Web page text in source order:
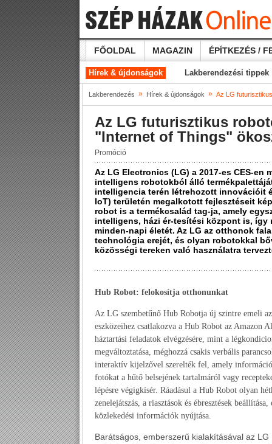
FŐOLDAL MAGAZIN ÉPÍTKEZÉS /
Hírek & újdonságok Lakberendezési tippek
Lakberendezés » Hírek & újdonságok » Az LG
Az LG futurisztikus
"Internet of Things"
Promóció
Az LG Electronics (LG) a 2017-es CES-
intelligens robotokból álló
intelligencia terén létrehozott innovációit
IoT) területén megalkotott fejlesztéseit
robot is a termékcsalád tag-ja, amely
intelligens, házi ér-tesítési központ is, így
minden-napi életét. Az LG az otthonok
technológia erejét, és olyan robotokkal
közösségi tereken való használatra
Hub Robot: felokosítja otthonunkat
Az LG szembetűnő Hub Robotja új szintre emeli
eszközeihez csatlakozva a Hub Robot az Amazon
háztartási feladatok elvégzésére, mint a
megváltoztatása, méghozzá csakis verbális
interaktív kijelzővel szerelték fel, amely
fotókat a hűtő belsejének tartalmáról vagy
lépésre végigkísér. Ráadásul a Hub Robot olyan
zenelejátszás, a riasztások és ébresztések
közlekedési információk nyújtása.
Barátságos, emberszerű kialakításával az